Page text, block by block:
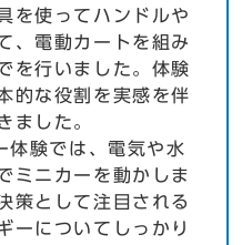
を使ってハンドルや
、電動カートを組み
を行いました。体験
的な役割を実感を伴
ました。
験では、電気や水
ミニカーを動かしま
策として注目される
ーについてしっかり